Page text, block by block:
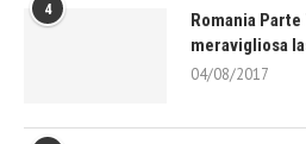
4
Romania
meravigliosa
04/08/2017